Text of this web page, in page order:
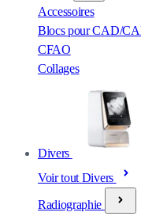
Accessoires
Blocs pour CAD/
CFAO
Collages
Divers
Voir tout Divers
Radiographie